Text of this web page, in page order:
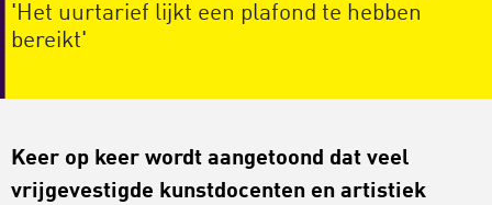
'Het uurtarief lijkt een plafond te hebben
bereikt'
Keer op keer wordt aangetoond dat veel
vrijgevestigde kunstdocenten en artistiek